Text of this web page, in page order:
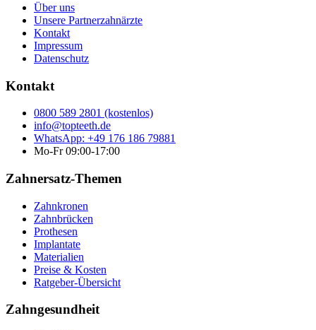
Über uns
Unsere Partnerzahnärzte
Kontakt
Impressum
Datenschutz
Kontakt
0800 589 2801 (kostenlos)
info@topteeth.de
WhatsApp: +49 176 186 79881
Mo-Fr 09:00-17:00
Zahnersatz-Themen
Zahnkronen
Zahnbrücken
Prothesen
Implantate
Materialien
Preise & Kosten
Ratgeber-Übersicht
Zahngesundheit